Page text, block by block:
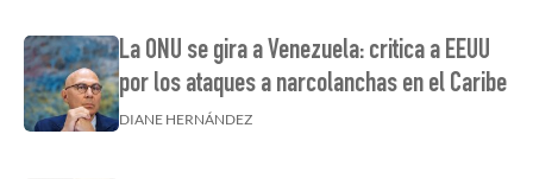
La ONU se gira a Venezuela: critica a EEUU
por los ataques a narcolanchas en el Caribe
DIANE HERNÁNDEZ